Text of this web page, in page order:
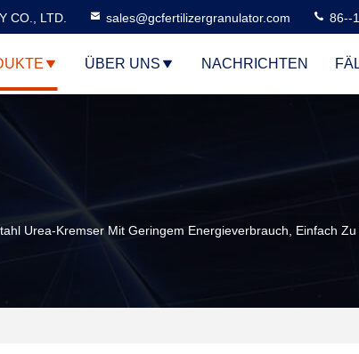
CO., LTD. sales@gcfertilizergranulator.com 86--
ÜBER UNS NACHRICHTEN
Urea-Kremser Mit Geringem Energieverbrauch, Einfach